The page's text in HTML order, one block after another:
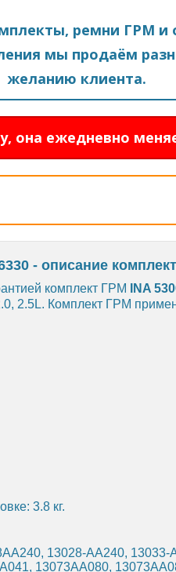
ремни ГРМ и
мы продаём
желанию клиента.
она ежедневно
- описание
комплект ГРМ INA
2.5L. Комплект ГРМ
3.8 кг.
13028-AA240, 13033-
13073AA080,